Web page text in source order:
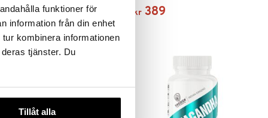
funktioner för
information från din enhet
kombinera informationen
tjänster. Du
Tillåt alla
kr 219 kr 389